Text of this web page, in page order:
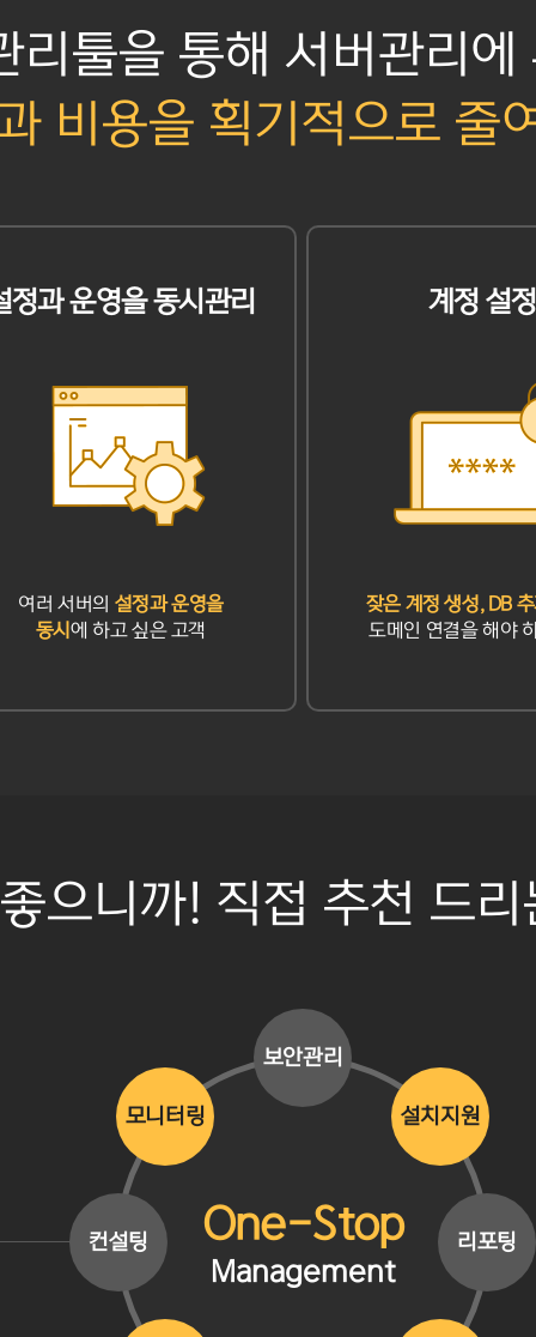
리툴을 통해 서버관리에
비용을 획기적으로 줄
정과 운영을 동시관리
여러 서버의 설정과 운영을
동시에 하고 싶은 고객
계정 설정
잦은 계정 생성, DB
도메인 연결을 해야
으니까! 직접 추천 드
One-Stop
Management
보안관리
설치지원
리포팅
컨설팅
모니터링